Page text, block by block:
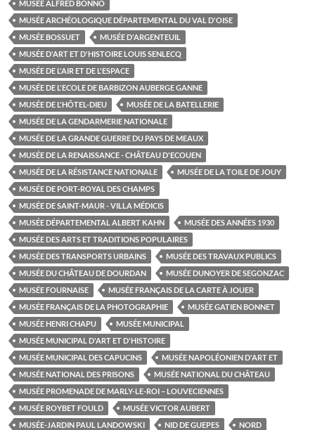
MUSÉE ALFRED BONNO
MUSÉE ARCHÉOLOGIQUE DÉPARTEMENTAL DU VAL D'OISE
MUSÉE BOSSUET
MUSÉE D'ARGENTEUIL
MUSÉE D'ART ET D'HISTOIRE LOUIS SENLECQ
MUSÉE DE L'AIR ET DE L'ESPACE
MUSÉE DE L'ECOLE DE BARBIZON AUBERGE GANNE
MUSÉE DE L'HÔTEL-DIEU
MUSÉE DE LA BATELLERIE
MUSÉE DE LA GENDARMERIE NATIONALE
MUSÉE DE LA GRANDE GUERRE DU PAYS DE MEAUX
MUSÉE DE LA RENAISSANCE - CHÂTEAU D'ECOUEN
MUSÉE DE LA RÉSISTANCE NATIONALE
MUSÉE DE LA TOILE DE JOUY
MUSÉE DE PORT-ROYAL DES CHAMPS
MUSÉE DE SAINT-MAUR - VILLA MÉDICIS
MUSÉE DÉPARTEMENTAL ALBERT KAHN
MUSÉE DES ANNÉES 1930
MUSÉE DES ARTS ET TRADITIONS POPULAIRES
MUSÉE DES TRANSPORTS URBAINS
MUSÉE DES TRAVAUX PUBLICS
MUSÉE DU CHÂTEAU DE DOURDAN
MUSÉE DUNOYER DE SEGONZAC
MUSÉE FOURNAISE
MUSÉE FRANÇAIS DE LA CARTE À JOUER
MUSÉE FRANÇAIS DE LA PHOTOGRAPHIE
MUSÉE GATIEN BONNET
MUSÉE HENRI CHAPU
MUSÉE MUNICIPAL
MUSÉE MUNICIPAL D'ART ET D'HISTOIRE
MUSÉE MUNICIPAL DES CAPUCINS
MUSÉE NAPOLÉONIEN D'ART ET
MUSÉE NATIONAL DES PRISONS
MUSÉE NATIONAL DU CHÂTEAU
MUSÉE PROMENADE DE MARLY-LE-ROI – LOUVECIENNES
MUSÉE ROYBET FOULD
MUSÉE VICTOR AUBERT
MUSÉE-JARDIN PAUL LANDOWSKI
NID DE GUEPES
NORD